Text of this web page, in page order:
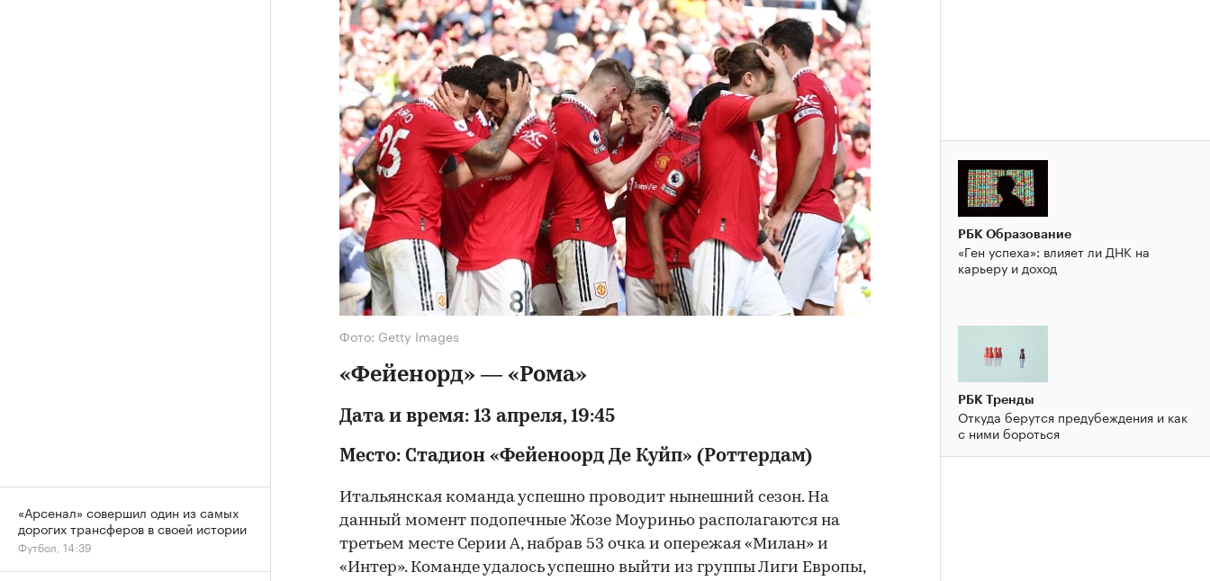
Фото: Getty Images
«Фейенорд» — «Рома»
Дата и время: 13 апреля, 19:45
Место: Стадион «Фейеноорд Де Куйп» (Роттердам)
Итальянская команда успешно проводит нынешний сезон. На
данный момент подопечные Жозе Моуриньо располагаются на
третьем месте Серии А, набрав 53 очка и опережая «Милан» и
«Интер». Команде удалось успешно выйти из группы Лиги Европы,
РБК Образование
«Ген успеха»: влияет ли ДНК на
карьеру и доход
РБК Тренды
Откуда берутся предубеждения и как
с ними бороться
«Арсенал» совершил один из самых
дорогих трансферов в своей истории
Футбол, 14:39